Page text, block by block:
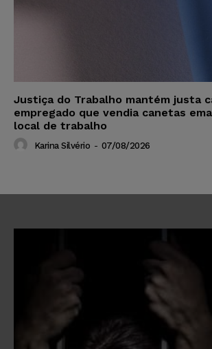
Justiça do Trabalho mantém justa
empregado que vendia canetas
local de trabalho
Karina Silvério - 07/08/2026